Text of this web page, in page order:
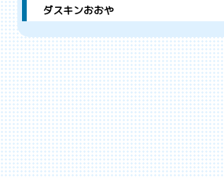
ダスキンおおや